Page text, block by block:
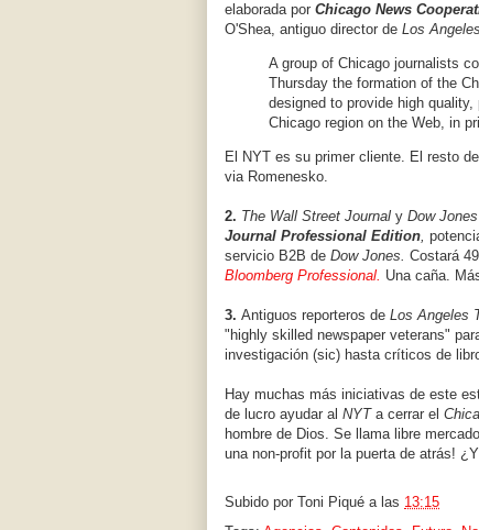
elaborada por Chicago News
O'Shea, antiguo director de Los
A group of Chicago journalists
Thursday the formation of the
designed to provide high
Chicago region on the Web, in
El NYT es su primer cliente. El resto
via Romenesko.
2. The Wall Street Journal y Dow Jones
Journal Professional Edition,
servicio B2B de Dow Jones. Costará
Bloomberg Professional. Una caña.
3. Antiguos reporteros de Los Angeles
"highly skilled newspaper veterans"
investigación (sic) hasta críticos de
Hay muchas más iniciativas de este
de lucro ayudar al NYTa cerrar el
hombre de Dios. Se llama libre
una non-profit por la puerta de atrás!
Subido por Toni Piqué a las 13:15